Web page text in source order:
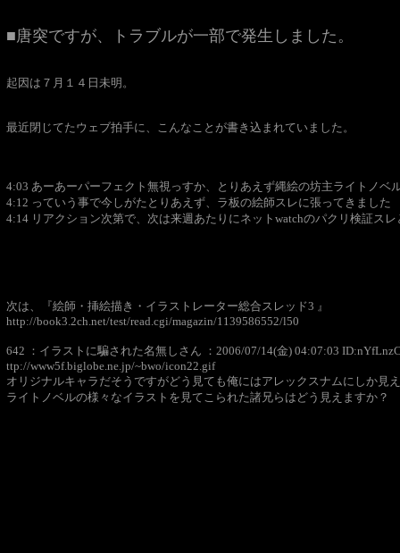
■唐突ですが、トラブルが一部で発生しました。
起因は７月１４日未明。
最近閉じてたウェブ拍手に、こんなことが書き込まれていました。
4:03 あーあーパーフェクト無視っすか、とりあえず縄絵の坊主ライトノベ
4:12 っていう事で今しがたとりあえず、ラ板の絵師スレに張ってきました
4:14 リアクション次第で、次は来週あたりにネットwatchのパクリ検証ス
次は、『絵師・挿絵描き・イラストレーター総合スレッド3 』
http://book3.2ch.net/test/read.cgi/magazin/1139586552/l50
642 ：イラストに騙された名無しさん ：2006/07/14(金) 04:07:03
ttp://www5f.biglobe.ne.jp/~bwo/icon22.gif
オリジナルキャラだそうですがどう見ても俺にはアレックスナムにしか見
ライトノベルの様々なイラストを見てこられた諸兄らはどう見えますか？